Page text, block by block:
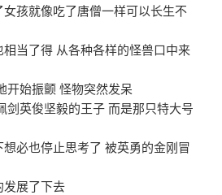
孩就像吃了唐僧一样可以长生不
当了得 从各种各样的怪兽口中来
开始振颤 怪物突然发呆
剑英俊坚毅的王子 而是那只特大号
必也停止思考了 被英勇的金刚冒
展了下去